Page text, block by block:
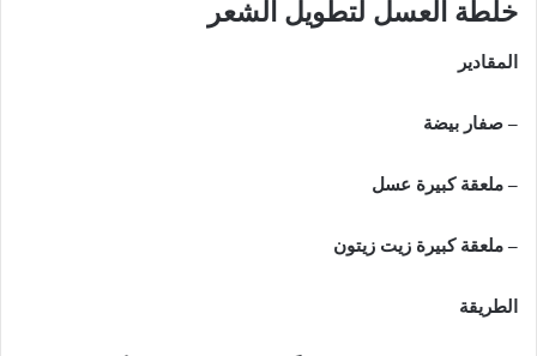
خلطة العسل لتطويل الشعر
المقادير
– صفار بيضة
– ملعقة كبيرة عسل
– ملعقة كبيرة زيت زيتون
الطريقة